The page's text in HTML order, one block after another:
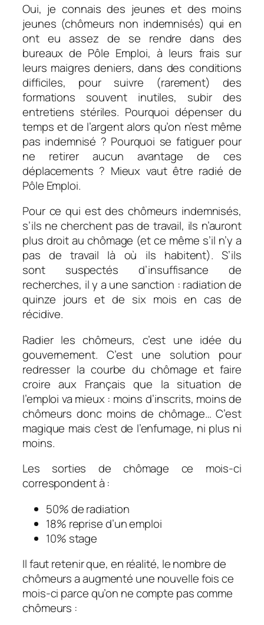
Oui, je connais des jeunes et des moins
jeunes (chômeurs non indemnisés) qui en
ont eu assez de se rendre dans des
bureaux de Pôle Emploi, à leurs frais sur
leurs maigres deniers, dans des conditions
difficiles, pour suivre (rarement) des
formations souvent inutiles, subir des
entretiens stériles. Pourquoi dépenser du
temps et de l’argent alors qu’on n’est même
pas indemnisé ? Pourquoi se fatiguer pour
ne retirer aucun avantage de ces
déplacements ? Mieux vaut être radié de
Pôle Emploi.
Pour ce qui est des chômeurs indemnisés,
s’ils ne cherchent pas de travail, ils n’auront
plus droit au chômage (et ce même s’il n’y a
pas de travail là où ils habitent). S’ils
sont suspectés d’insuffisance de
recherches, il y a une sanction : radiation de
quinze jours et de six mois en cas de
récidive.
Radier les chômeurs, c’est une idée du
gouvernement. C’est une solution pour
redresser la courbe du chômage et faire
croire aux Français que la situation de
l’emploi va mieux : moins d’inscrits, moins de
chômeurs donc moins de chômage… C’est
magique mais c’est de l’enfumage, ni plus ni
moins.
Les sorties de chômage ce mois-ci
correspondent à :
50% de radiation
18% reprise d’un emploi
10% stage
Il faut retenir que, en réalité, le nombre de
chômeurs a augmenté une nouvelle fois ce
mois-ci parce qu’on ne compte pas comme
chômeurs :